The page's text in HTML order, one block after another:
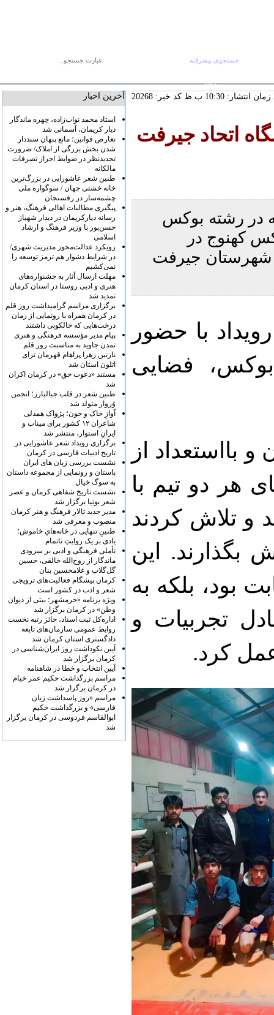
جستجوی پیشرفته
RSS
کد خبر: 20268
اتحاد جیرفت
در رشته بوکس
کهنوج در
جیرفت
با حضور
فضایی
بااستعداد از
هر دو تیم با
و تلاش کردند
بگذارند. این
بود، بلکه به
تجربیات و
کرد.
آخرین اخبار
استاد محمد نواب‌زاده، چهره ماندگار
دیار کریمان، آسمانی شد
تعارض قوانین؛ مانع پنهان سنددار
شدن بخش بزرگی از املاک/ ضرورت
تجدیدنظر در ضوابط احراز تصرفات
مالکانه
طنین شعر عاشورایی در بزرگ‌ترین
خانه خشتی جهان / سوگواره ملی
چشمه‌سار در رفسنجان
پیگیری مطالبات اهالی فرهنگ، هنر و
رسانه دیارکریمان در دیدار شهباز
حسن‌پور با وزیر فرهنگ و ارشاد
اسلامی
رویکرد عدالت‌محور مدیریت شهری/
در شرایط دشوار هم ترمز توسعه را
نمی‌کشیم
مهلت ارسال آثار به جشنواره‌های
هنری و ادبی روستا در استان کرمان
تمدید شد
برگزاری مراسم گرامیداشت روز قلم
در کرمان همراه با رونمایی از رمان
درخت‌هایی که خالکوبی داشتند
پیام مدیر مؤسسه فرهنگی و هنری
تمدن جاوید به مناسبت روز قلم
نازنین زهرا پراهام قهرمان ترای
اتلون استان شد
مستند «دعوت حق» در کرمان اکران
شد
طنین شعر در قلب جبالبارز؛ انجمن
وُروار متولد شد
آوازِ خاک و خون؛ پژواک همدلی
شاعران ۱۲ کشور برای میناب و
ایرانِ استوار، منتشر شد
برگزاری رویداد شعر عاشورایی در
تاریخ ادبیات فارسی در کرمان
نشست بررسی زبان های ایران
باستان و رونمایی از مجموعه داستان
به سوگ خیال
نشست تاریخ شفاهی کرمان و عصر
شعر بوتیا برگزار شد
مدیر جدید تالار فرهنگ و هنر کرمان
منصوب و معرفی شد
طنینِ تنهایی در خانه‌هایِ خاموش؛
یادی بر یک روایتِ ناتمام
تأملی فرهنگی و ادبی بر سرودی
ماندگار از روح‌الله خالقی، حسین
گل‌گلاب و غلامحسین بنان
کرمان پیشگام فعالیت‌های ترویجی
شعر و ادب در کشور است
ویژه برنامه «خرمشهر؛ بیتی از دیوان
وطن» در کرمان برگزار شد
اداره‌کل ثبت اسناد، حائز رتبه نخست
روابط عمومی سازمان‌های تابعه
دادگستری استان کرمان شد
آیین نکوداشت روز ایران‌شناسی در
کرمان برگزار شد
آیین انتخاب و خطا در شاهنامه
مراسم بزرگداشت حکیم عمر خیام
در کرمان برگزار شد
مراسم «روز پاسداشت زبان
فارسی» و بزرگداشت حکیم
ابوالقاسم فردوسی در کرمان برگزار
شد